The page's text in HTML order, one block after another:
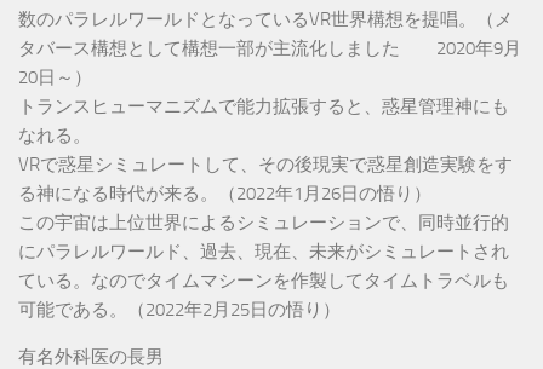
数のパラレルワールドとなっているVR世界構想を提唱。（メ
タバース構想として構想一部が主流化しました 2020年9月
20日～）
トランスヒューマニズムで能力拡張すると、惑星管理神にも
なれる。
VRで惑星シミュレートして、その後現実で惑星創造実験をす
る神になる時代が来る。（2022年1月26日の悟り）
この宇宙は上位世界によるシミュレーションで、同時並行的
にパラレルワールド、過去、現在、未来がシミュレートされ
ている。なのでタイムマシーンを作製してタイムトラベルも
可能である。（2022年2月25日の悟り）
有名外科医の長男